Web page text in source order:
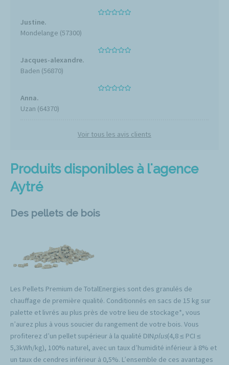
Produits disponibles à l'agence
Aytré
Des pellets de bois
Les Pellets Premium de TotalEnergies sont des granulés de
chauffage de première qualité. Conditionnés en sacs de 15 kg sur
palette et livrés au plus près de votre lieu de stockage*, vous
n’aurez plus à vous soucier du rangement de votre bois. Vous
profiterez d’un pellet supérieur à la qualité DINplus(4,8 ≤ PCI ≤
5,3kWh/kg), 100% naturel, avec un taux d’humidité inférieur à 8% et
un taux de cendres inférieur à 0,5%. L’ensemble de ces avantages
Justine.
Mondelange (57300)
Jacques-alexandre.
Baden (56870)
Anna.
Uzan (64370)
Voir tous les avis clients